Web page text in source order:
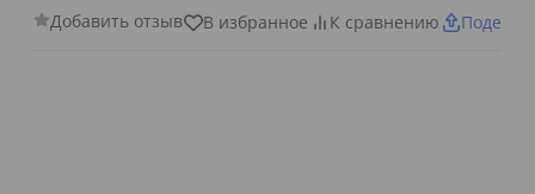
Добавить отзыв В избранное К сравнению